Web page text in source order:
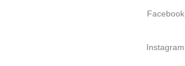
Facebook
Instagram